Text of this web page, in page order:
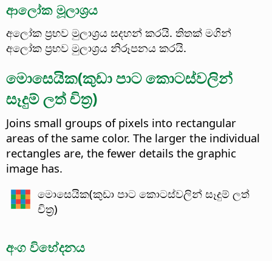
ආලෝක මූලාශ්‍රය
අලෝක ප්‍රභව මුලාශ්‍රය සදහන් කරයි. තිතක් මගින්
අලෝක ප්‍රභව මුලාශ්‍රය නිරූපනය කරයි.
මොසෙයික(කුඩා පාට කොටස්වලින්
සෑදුම් ලත් චිත්‍ර)
Joins small groups of pixels into rectangular
areas of the same color. The larger the individual
rectangles are, the fewer details the graphic
image has.
මොසෙයික(කුඩා පාට කොටස්වලින් සෑදුම් ලත්
චිත්‍ර)
අංග විභේදනය